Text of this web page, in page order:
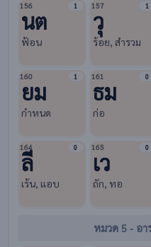
156 1
นต
ฟ้อน
157 1
วุ
ร้อย, สำรวม
160 1
ยม
กำหนด
161 0
ธม
ก่อ
164 0
ลี
เร้น, แอบ
165 0
เว
ถัก, ทอ
หมวด 5 - อา